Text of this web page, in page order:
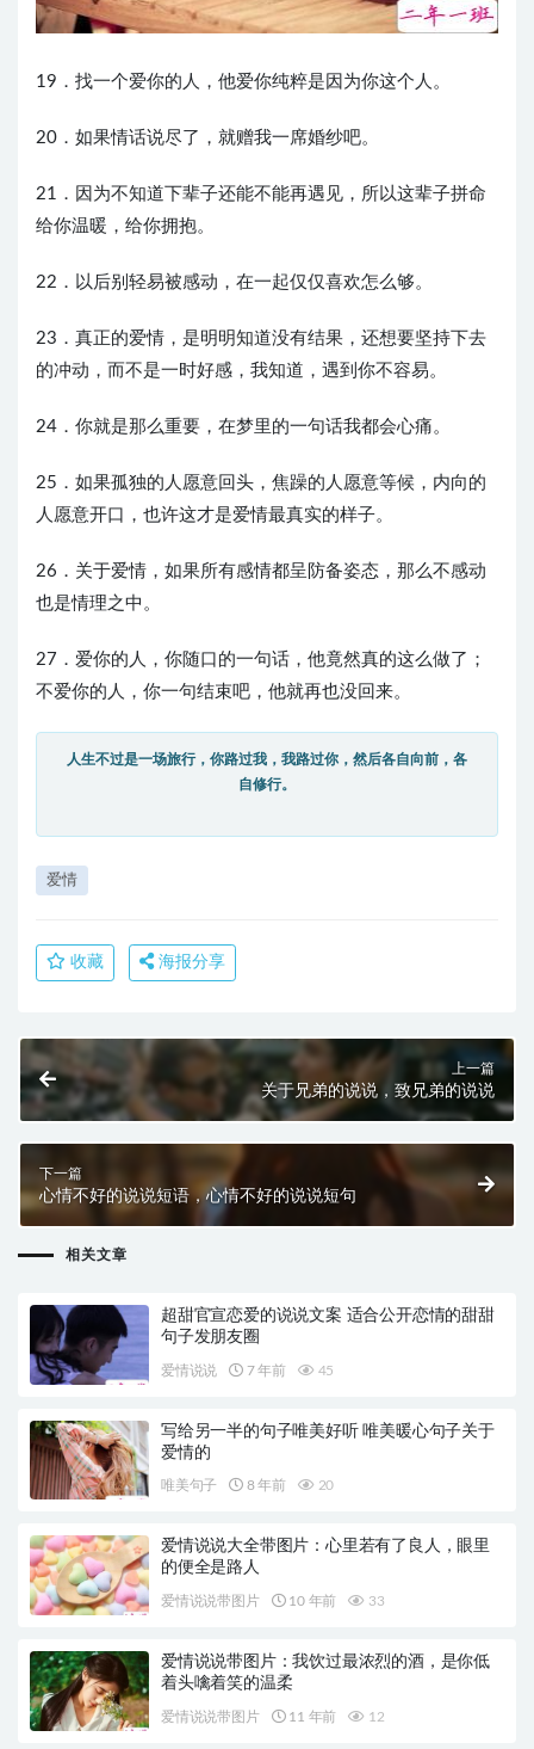
19．找一个爱你的人，他爱你纯粹是因为你这个人。
20．如果情话说尽了，就赠我一席婚纱吧。
21．因为不知道下辈子还能不能再遇见，所以这辈子拼命
给你温暖，给你拥抱。
22．以后别轻易被感动，在一起仅仅喜欢怎么够。
23．真正的爱情，是明明知道没有结果，还想要坚持下去
的冲动，而不是一时好感，我知道，遇到你不容易。
24．你就是那么重要，在梦里的一句话我都会心痛。
25．如果孤独的人愿意回头，焦躁的人愿意等候，内向的
人愿意开口，也许这才是爱情最真实的样子。
26．关于爱情，如果所有感情都呈防备姿态，那么不感动
也是情理之中。
27．爱你的人，你随口的一句话，他竟然真的这么做了；
不爱你的人，你一句结束吧，他就再也没回来。
人生不过是一场旅行，你路过我，我路过你，然后各自向前，各
自修行。
爱情
收藏 海报分享
上一篇
关于兄弟的说说，致兄弟的说说
下一篇
心情不好的说说短语，心情不好的说说短句
相关文章
超甜官宣恋爱的说说文案 适合公开恋情的甜甜
句子发朋友圈
爱情说说 7 年前 45
写给另一半的句子唯美好听 唯美暖心句子关于
爱情的
唯美句子 8 年前 20
爱情说说大全带图片：心里若有了良人，眼里
的便全是路人
爱情说说带图片 10 年前 33
爱情说说带图片：我饮过最浓烈的酒，是你低
着头噙着笑的温柔
爱情说说带图片 11 年前 12